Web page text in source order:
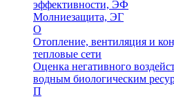
эффективности, ЭФ
Молниезащита, ЭГ
О
Отопление, вентиляция и
тепловые сети
Оценка негативного
водным биологическим
П